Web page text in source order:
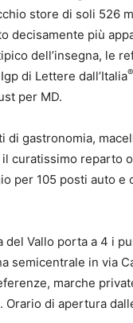
store di soli 526 m
decisamente più
dell’insegna, le
di Lettere dall’Italia®
per MD.
di gastronomia,
curatissimo reparto
per 105 posti auto
del Vallo porta a 4 i
semicentrale in via
marche
di apertura